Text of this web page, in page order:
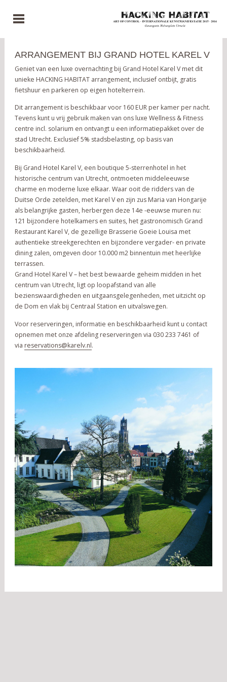
ARRANGEMENT BIJ GRAND HOTEL KAREL V
Geniet van een luxe overnachting bij Grand Hotel Karel V met dit
unieke HACKING HABITAT arrangement, inclusief ontbijt, gratis
fietshuur en parkeren op eigen hotelterrein.
Dit arrangement is beschikbaar voor 160 EUR per kamer per nacht.
Tevens kunt u vrij gebruik maken van ons luxe Wellness & Fitness
centre incl. solarium en ontvangt u een informatiepakket over de
stad Utrecht. Exclusief 5% stadsbelasting, op basis van
beschikbaarheid.
Bij Grand Hotel Karel V, een boutique 5-sterrenhotel in het
historische centrum van Utrecht, ontmoeten middeleeuwse
charme en moderne luxe elkaar. Waar ooit de ridders van de
Duitse Orde zetelden, met Karel V en zijn zus Maria van Hongarije
als belangrijke gasten, herbergen deze 14e -eeuwse muren nu:
121 bijzondere hotelkamers en suites, het gastronomisch Grand
Restaurant Karel V, de gezellige Brasserie Goeie Louisa met
authentieke streekgerechten en bijzondere vergader- en private
dining zalen, omgeven door 10.000 m2 binnentuin met heerlijke
terrassen.
Grand Hotel Karel V – het best bewaarde geheim midden in het
centrum van Utrecht, ligt op loopafstand van alle
bezienswaardigheden en uitgaansgelegenheden, met uitzicht op
de Dom en vlak bij Centraal Station en uitvalswegen.
Voor reserveringen, informatie en beschikbaarheid kunt u contact
opnemen met onze afdeling reserveringen via 030 233 7461 of
via reservations@karelv.nl.